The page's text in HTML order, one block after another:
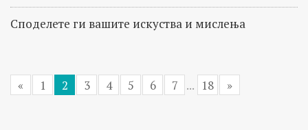
Споделете ги вашите искуства и мислења
« 1 2 3 4 5 6 7 ... 18 »